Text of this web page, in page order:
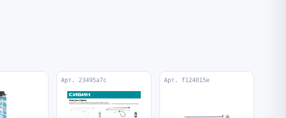
Арт. 23495a7c Арт. f124015e